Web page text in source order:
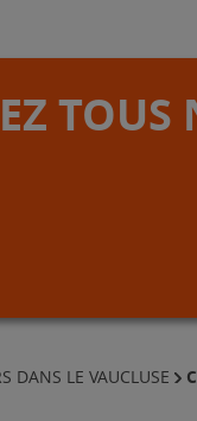
DANS LE VAUCLUSE